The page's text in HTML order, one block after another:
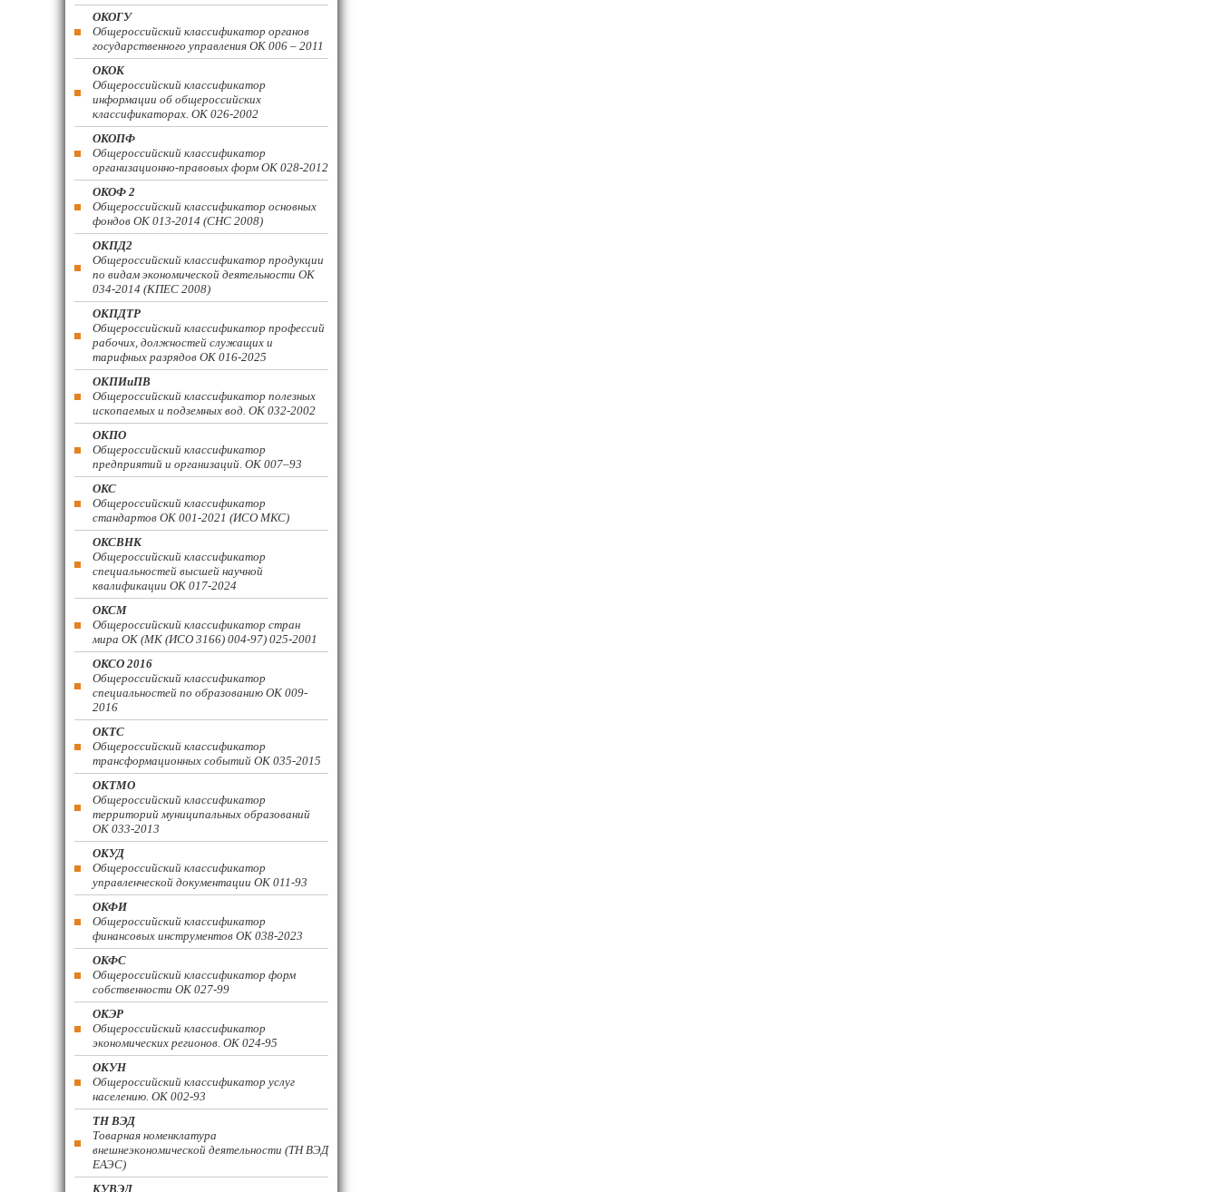
ОКОГУ
Общероссийский классификатор органов
государственного управления ОК 006 – 2011
ОКОК
Общероссийский классификатор
информации об общероссийских
классификаторах. ОК 026-2002
ОКОПФ
Общероссийский классификатор
организационно-правовых форм ОК 028-2012
ОКОФ 2
Общероссийский классификатор основных
фондов ОК 013-2014 (СНС 2008)
ОКПД2
Общероссийский классификатор продукции
по видам экономической деятельности ОК
034-2014 (КПЕС 2008)
ОКПДТР
Общероссийский классификатор профессий
рабочих, должностей служащих и
тарифных разрядов ОК 016-2025
ОКПИиПВ
Общероссийский классификатор полезных
ископаемых и подземных вод. ОК 032-2002
ОКПО
Общероссийский классификатор
предприятий и организаций. ОК 007–93
ОКС
Общероссийский классификатор
стандартов ОК 001-2021 (ИСО МКС)
ОКСВНК
Общероссийский классификатор
специальностей высшей научной
квалификации ОК 017-2024
ОКСМ
Общероссийский классификатор стран
мира ОК (МК (ИСО 3166) 004-97) 025-2001
ОКСО 2016
Общероссийский классификатор
специальностей по образованию ОК 009-
2016
ОКТС
Общероссийский классификатор
трансформационных событий ОК 035-2015
ОКТМО
Общероссийский классификатор
территорий муниципальных образований
ОК 033-2013
ОКУД
Общероссийский классификатор
управленческой документации ОК 011-93
ОКФИ
Общероссийский классификатор
финансовых инструментов OK 038-2023
ОКФС
Общероссийский классификатор форм
собственности ОК 027-99
ОКЭР
Общероссийский классификатор
экономических регионов. ОК 024-95
ОКУН
Общероссийский классификатор услуг
населению. ОК 002-93
ТН ВЭД
Товарная номенклатура
внешнеэкономической деятельности (ТН ВЭД
ЕАЭС)
КУВЭД